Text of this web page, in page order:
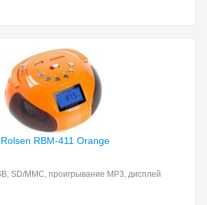
RBM-411 Orange
SD/MMC, проигрывание MP3, дисплей